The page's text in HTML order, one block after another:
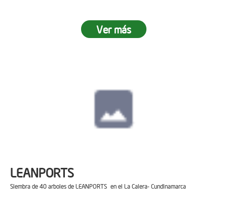
Ver más
LEANPORTS
Siembra de 40 arboles de LEANPORTS en el La Calera- Cundinamarca